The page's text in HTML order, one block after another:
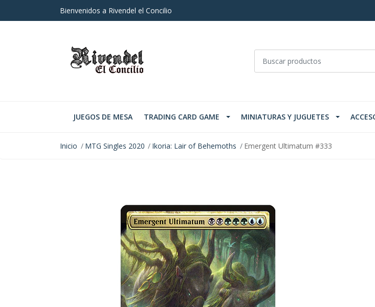
Bienvenidos a Rivendel el Concilio
JUEGOS DE MESA TRADING CARD GAME MINIATURAS Y JUGUETES
Inicio MTG Singles 2020 Ikoria: Lair of Behemoths Emergent Ultimatum #333